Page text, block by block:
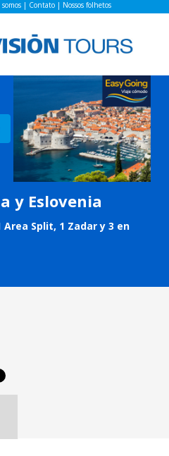
| Contato| Nossos folhetos
y Eslovenia
Split, 1 Zadar y 3 en